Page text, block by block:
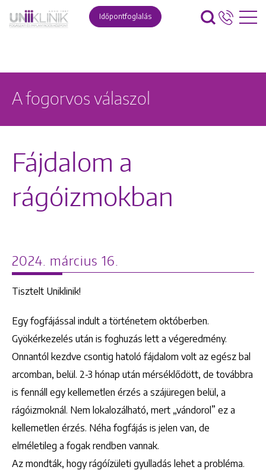
Időpontfoglalás
A fogorvos válaszol
Fájdalom a
rágóizmokban
2024. március 16.
Tisztelt Uniklinik!
Egy fogfájással indult a történetem októberben.
Gyökérkezelés után is foghuzás lett a végeredmény.
Onnantól kezdve csontig hatoló fájdalom volt az egész bal
arcomban, belül. 2-3 hónap után mérséklődött, de továbbra
is fennáll egy kellemetlen érzés a szájüregen belül, a
rágóizmoknál. Nem lokalozálható, mert „vándorol” ez a
kellemetlen érzés. Néha fogfájás is jelen van, de
elméletileg a fogak rendben vannak.
Az mondták, hogy rágóízületi gyulladás lehet a probléma.